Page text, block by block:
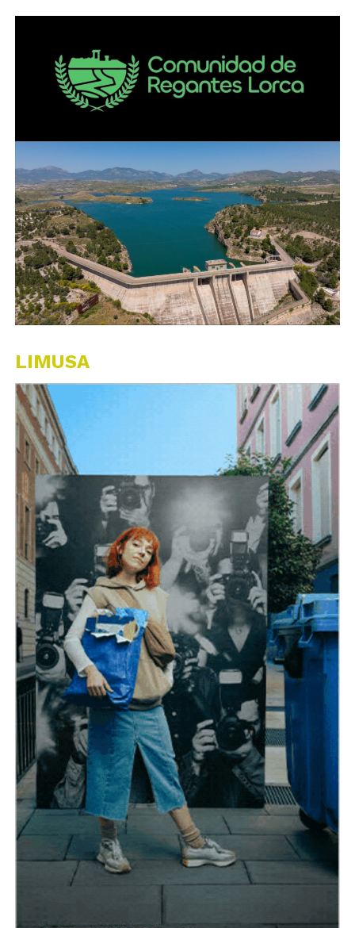
LIMUSA